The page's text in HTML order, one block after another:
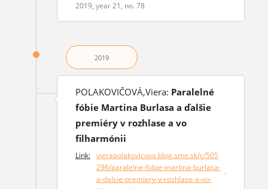
2019, year 21, no. 78
2019
POLAKOVIČOVÁ,Viera: Paralelné
fóbie Martina Burlasa a ďalšie
premiéry v rozhlase a vo
filharmónii
Link: vierapolakovicova.blog.sme.sk/c/505
296/paralelne-fobie-martina-burlasa-
a-dalsie-premiery-v-rozhlase-a-vo-
(opens in a new window)